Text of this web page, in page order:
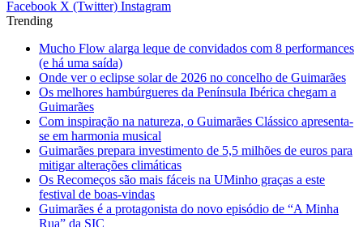
Facebook X (Twitter) Instagram
Trending
Mucho Flow alarga leque de convidados com 8 performances
(e há uma saída)
Onde ver o eclipse solar de 2026 no concelho de Guimarães
Os melhores hambúrgueres da Península Ibérica chegam a
Guimarães
Com inspiração na natureza, o Guimarães Clássico apresenta-
se em harmonia musical
Guimarães prepara investimento de 5,5 milhões de euros para
mitigar alterações climáticas
Os Recomeços são mais fáceis na UMinho graças a este
festival de boas-vindas
Guimarães é a protagonista do novo episódio de “A Minha
Rua” da SIC